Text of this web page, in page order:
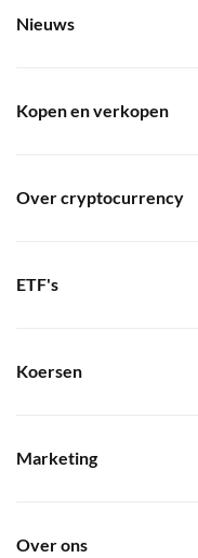
Nieuws
Kopen en verkopen
Over cryptocurrency
ETF's
Koersen
Marketing
Over ons